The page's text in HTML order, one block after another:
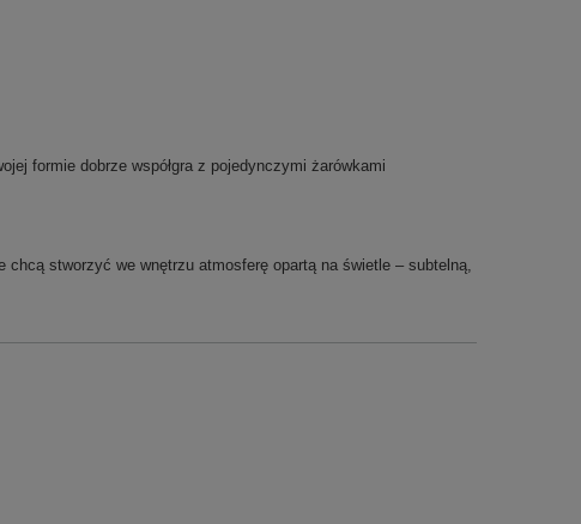
formie dobrze współgra z pojedynczymi żarówkami
stworzyć we wnętrzu atmosferę opartą na świetle – subtelną,